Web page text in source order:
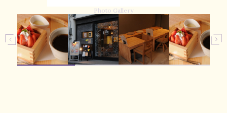
Photo Gallery